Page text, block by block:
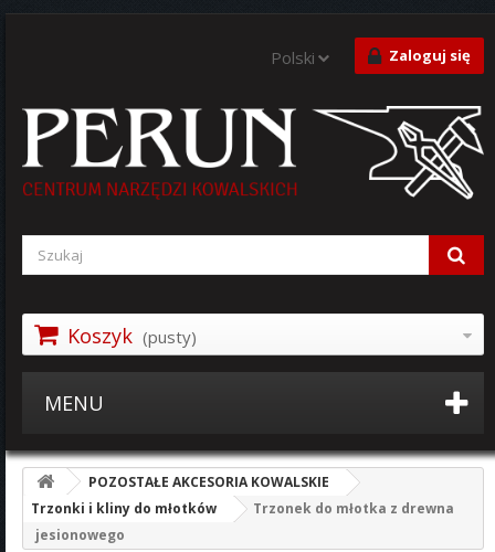
Zaloguj się
Polski
Koszyk (pusty)
MENU
POZOSTAŁE AKCESORIA KOWALSKIE
Trzonki i kliny do młotków
Trzonek do młotka z drewna
jesionowego